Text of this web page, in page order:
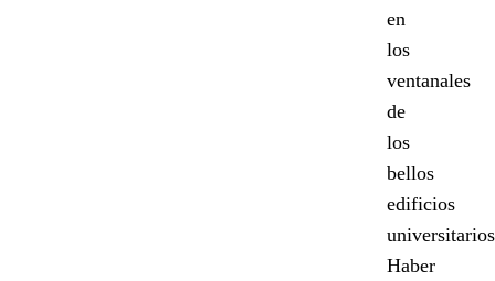
en
los
ventanales
de
los
bellos
edificios
Haber